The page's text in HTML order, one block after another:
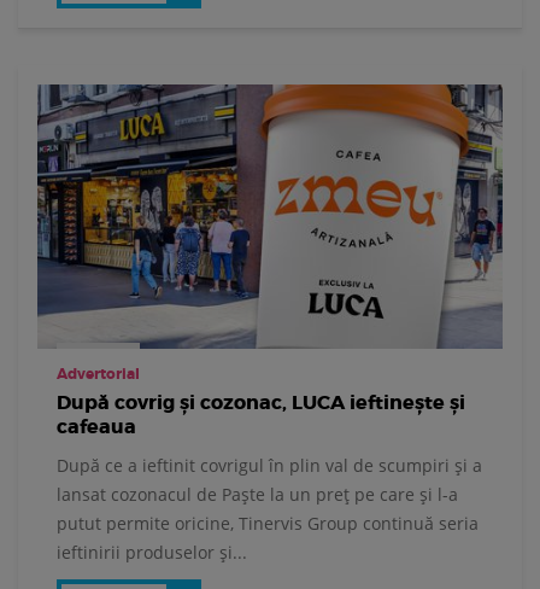
Advertorial
După covrig și cozonac, LUCA ieftinește și
cafeaua
După ce a ieftinit covrigul în plin val de scumpiri și a
lansat cozonacul de Paște la un preț pe care și l-a
putut permite oricine, Tinervis Group continuă seria
ieftinirii produselor și...